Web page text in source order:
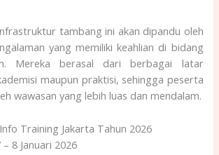
tambang ini akan dipandu oleh
yang memiliki keahlian di bidang
Mereka berasal dari berbagai latar
maupun praktisi, sehingga peserta
wawasan yang lebih luas dan mendalam.
Training Jakarta Tahun 2026
8 Januari 2026